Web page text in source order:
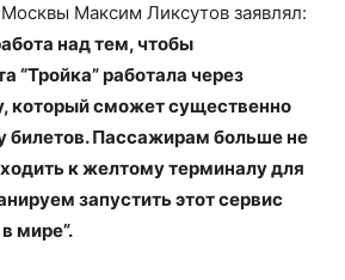
Максим Ликсутов заявлял:
над тем, чтобы
“Тройка” работала через
который сможет существенно
билетов. Пассажирам больше не
к желтому терминалу для
запустить этот сервис
мире”.